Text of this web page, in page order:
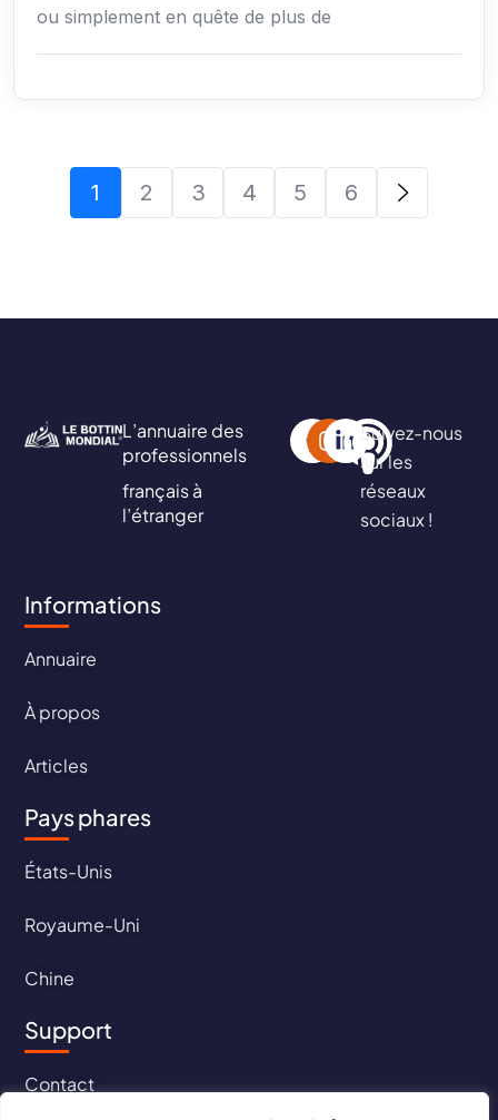
ou simplement en quête de plus de
1 2 3 4 5 6
L’annuaire des
professionnels
français à
l’étranger
Suivez-nous
sur les
réseaux
sociaux !
Informations
Annuaire
À propos
Articles
Pays phares
États-Unis
Royaume-Uni
Chine
Support
Contact